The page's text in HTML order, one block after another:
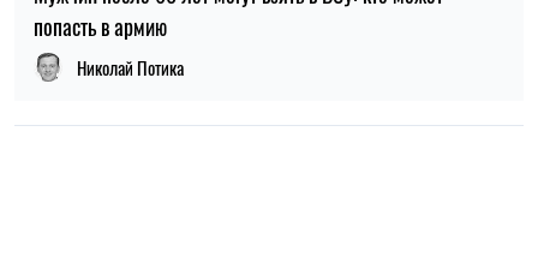
НОВОСТИ О ВОЙНЕ